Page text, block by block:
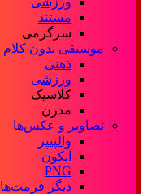
مستند
سرگرمی
موسیقی بدون کلام
ذهنی
ورزشی
کلاسیک
مدرن
تصاویر و عکس‌ها
والپیپر
آیکون
PNG
دیگر فرمت‌ها